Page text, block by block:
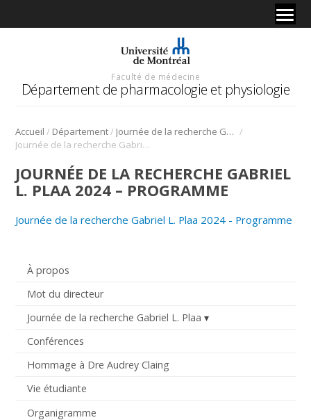
Faculté de médecine
Département de pharmacologie et physiologie
Accueil / Département/ Journée de la recherche Gabriel L. Plaa /
Journée de la recherche Gabriel L. Plaa 2024 – Programme
À propos
Mot du directeur
Journée de la recherche Gabriel L. Plaa
Conférences
Hommage à Dre Audrey Claing
Vie étudiante
Organigramme
JOURNÉE DE LA RECHERCHE GABRIEL
L. PLAA 2024 – PROGRAMME
Journée de la recherche Gabriel L. Plaa 2024 - Programme